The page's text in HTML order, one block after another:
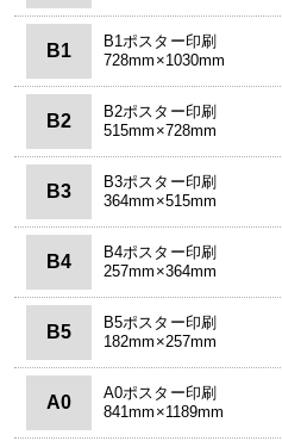
B1
B1ポスター印刷
728mm×1030mm
B2
B2ポスター印刷
515mm×728mm
B3
B3ポスター印刷
364mm×515mm
B4
B4ポスター印刷
257mm×364mm
B5
B5ポスター印刷
182mm×257mm
A0
A0ポスター印刷
841mm×1189mm